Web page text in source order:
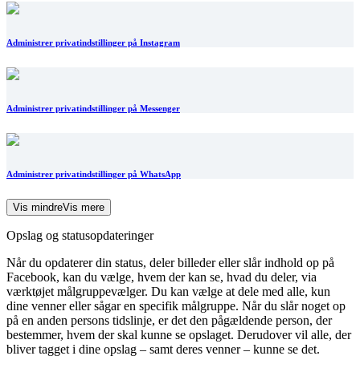
Administrer privatindstillinger på Instagram
Administrer privatindstillinger på Messenger
Administrer privatindstillinger på WhatsApp
Vis mindreVis mere
Opslag og statusopdateringer
Når du opdaterer din status, deler billeder eller slår indhold op på
Facebook, kan du vælge, hvem der kan se, hvad du deler, via
værktøjet målgruppevælger. Du kan vælge at dele med alle, kun
dine venner eller sågar en specifik målgruppe. Når du slår noget op
på en anden persons tidslinje, er det den pågældende person, der
bestemmer, hvem der skal kunne se opslaget. Derudover vil alle, der
bliver tagget i dine opslag – samt deres venner – kunne se det.